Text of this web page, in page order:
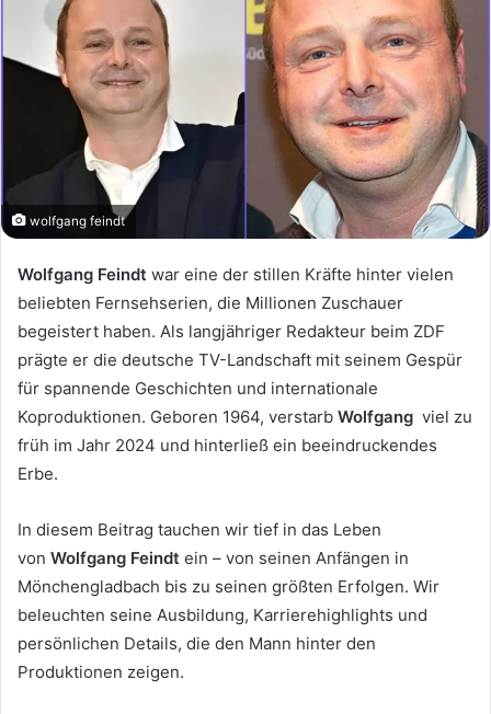
wolfgang feindt
Wolfgang Feindt war eine der stillen Kräfte hinter vielen
beliebten Fernsehserien, die Millionen Zuschauer
begeistert haben. Als langjähriger Redakteur beim ZDF
prägte er die deutsche TV-Landschaft mit seinem Gespür
für spannende Geschichten und internationale
Koproduktionen. Geboren 1964, verstarb Wolfgang viel zu
früh im Jahr 2024 und hinterließ ein beeindruckendes
Erbe.
In diesem Beitrag tauchen wir tief in das Leben
von Wolfgang Feindt ein – von seinen Anfängen in
Mönchengladbach bis zu seinen größten Erfolgen. Wir
beleuchten seine Ausbildung, Karrierehighlights und
persönlichen Details, die den Mann hinter den
Produktionen zeigen.